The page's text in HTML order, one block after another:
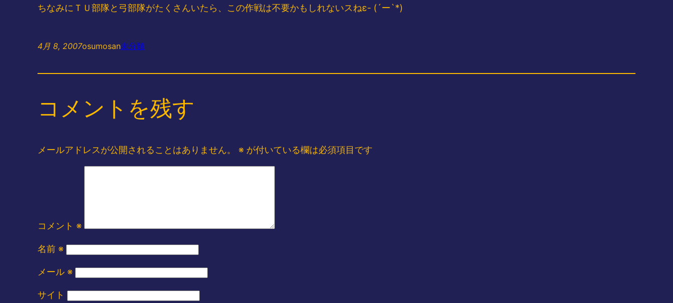
ちなみにＴＵ部隊と弓部隊がたくさんいたら、この作戦は不要かもしれないスねε- (´ー`*)
4月 8, 2007osumosan未分類
コメントを残す
メールアドレスが公開されることはありません。 ※ が付いている欄は必須項目です
コメント ※
名前 ※
メール ※
サイト